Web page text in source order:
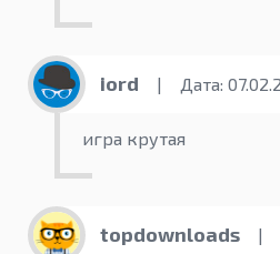
iord | Дата:
игра крутая
topdownloads |